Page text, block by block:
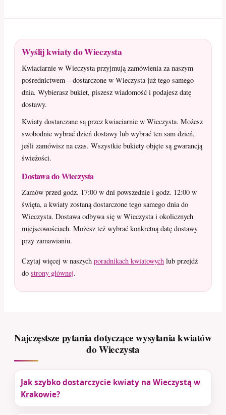
Wyślij kwiaty do Wieczysta
Kwiaciarnie w Wieczysta przyjmują zamówienia za naszym
pośrednictwem – dostarczone w Wieczysta już tego samego
dnia. Wybierasz bukiet, piszesz wiadomość i podajesz datę
dostawy.
Kwiaty dostarczane są przez kwiaciarnie w Wieczysta. Możesz
swobodnie wybrać dzień dostawy lub wybrać ten sam dzień,
jeśli zamówisz na czas. Wszystkie bukiety objęte są gwarancją
świeżości.
Dostawa do Wieczysta
Zamów przed godz. 17:00 w dni powszednie i godz. 12:00 w
święta, a kwiaty zostaną dostarczone tego samego dnia do
Wieczysta. Dostawa odbywa się w Wieczysta i okolicznych
miejscowościach. Możesz też wybrać konkretną datę dostawy
przy zamawianiu.
Czytaj więcej w naszych poradnikach kwiatowych lub przejdź
do strony głównej.
Najczęstsze pytania dotyczące wysyłania kwiatów
do Wieczysta
Jak szybko dostarczycie kwiaty na Wieczystą w
Krakowie?